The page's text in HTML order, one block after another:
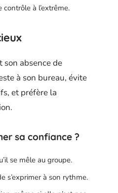
à l’extrême.
son absence de
à son bureau, évite
et préfère la
sa confiance ?
se mêle au groupe.
s’exprimer à son rythme.